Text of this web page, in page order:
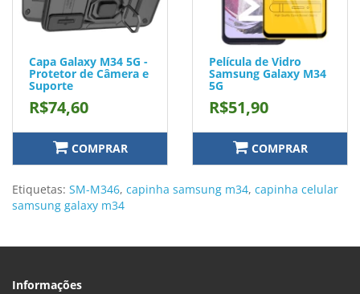
Capa Galaxy M34 5G -
Protetor de Câmera e
Suporte
R$74,60
COMPRAR
Película de Vidro
Samsung Galaxy M34
5G
R$51,90
COMPRAR
Etiquetas: SM-M346, capinha samsung m34, capinha celular
samsung galaxy m34
Informações